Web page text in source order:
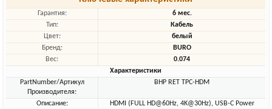
Гарантия:
6 мес.
Тип:
Кабель
Цвет:
белый
Бренд:
BURO
Вес:
0.074
Характеристики
PartNumber/Артикул
Производителя:
BHP RET TPC-HDM
Описание:
HDMI (FULL HD@60Hz, 4K@30Hz), USB-C Power